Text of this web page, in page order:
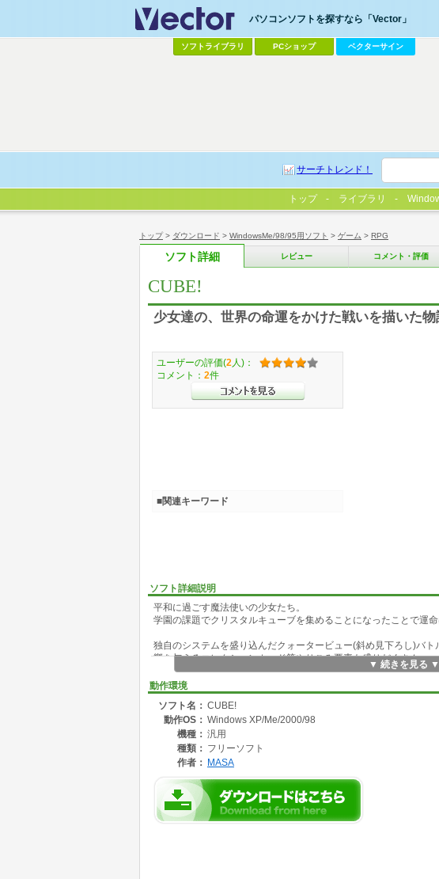
トップ> ダウンロード > WindowsMe/98/95用ソフト > ゲーム > RPG
ソフト詳細 レビュー コメント・評価
CUBE!
少女達の、世界の命運をかけた戦いを描いた物
ソフト詳細説明
平和に過ごす魔法使いの少女たち。
学園の課題でクリスタルキューブを集めることになったことで運
独自のシステムを盛り込んだクォータービュー(斜め見下ろし)バ
響を与えるコレクションカード等やりこみ要素も盛りだくさん。
製作はRPGツクール2000ですが、ほぼ全ての素材がこのゲーム
このソフト単体で動作させることが可能です。
※CUBE!はテックウィンコンテストパークで金賞を頂いた作品です
▼ 続きを見る ▼
動作環境
ソフト名： CUBE!
動作OS： Windows XP/Me/2000/98
機種： 汎用
種類： フリーソフト
作者： MASA
ユーザーの評価(2 人)：
コメント： 2件
■関連キーワード
パソコンソフトを探すなら「Vector」
ソフトライブラリ PCショップ ベクターサイン
サーチトレンド！
トップ ライブラリ